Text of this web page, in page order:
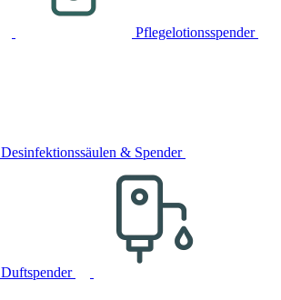
Pflegelotionsspender
Desinfektionssäulen & Spender
Duftspender